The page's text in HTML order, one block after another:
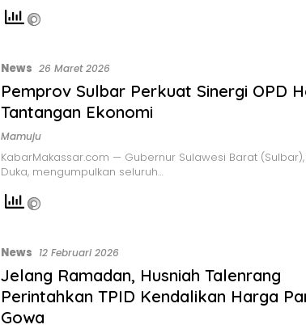
News 26 Maret 2026
Pemprov Sulbar Perkuat Sinergi OPD
Tantangan Ekonomi
Mamuju
KabarMakassar.com — Gubernur Sulawesi Barat
Duka, mengumpulkan seluruh…
News 12 Februari 2026
Jelang Ramadan, Husniah Talenrang
Perintahkan TPID Kendalikan Harga
Gowa